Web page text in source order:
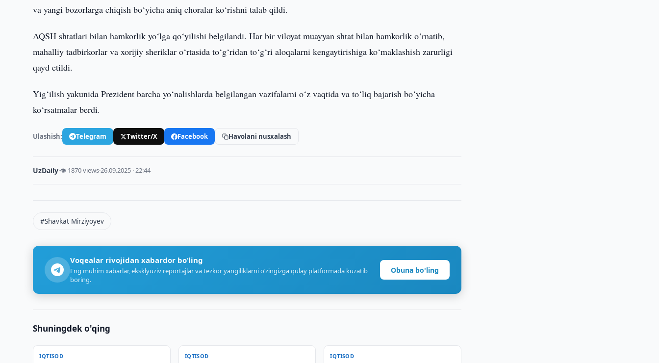
va yangi bozorlarga chiqish bo‘yicha aniq choralar ko‘rishni talab qildi.
AQSH shtatlari bilan hamkorlik yo‘lga qo‘yilishi belgilandi. Har bir viloyat muayyan shtat bilan hamkorlik o‘rnatib,
mahalliy tadbirkorlar va xorijiy sheriklar o‘rtasida to‘g‘ridan to‘g‘ri aloqalarni kengaytirishiga ko‘maklashish zarurligi
qayd etildi.
Yig‘ilish yakunida Prezident barcha yo‘nalishlarda belgilangan vazifalarni o‘z vaqtida va to‘liq bajarish bo‘yicha
ko‘rsatmalar berdi.
Ulashish: Telegram Twitter/X Facebook Havolani nusxalash
UzDaily·👁 1870 views·26.09.2025 · 22:44
#Shavkat Mirziyoyev
Voqealar rivojidan xabardor bo‘ling
Eng muhim xabarlar, eksklyuziv reportajlar va tezkor yangiliklarni o‘zingizga qulay platformada kuzatib
boring.
Obuna bo'ling
Shuningdek o'qing
IQTISOD IQTISOD IQTISOD